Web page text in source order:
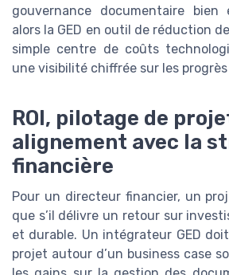
gouvernance documentaire bien
alors la GED en outil de réduction
simple centre de coûts
une visibilité chiffrée sur les progrès
ROI, pilotage de
alignement avec la
financière
Pour un directeur financier, un
que s’il délivre un retour sur
et durable. Un intégrateur GED
projet autour d’un business case